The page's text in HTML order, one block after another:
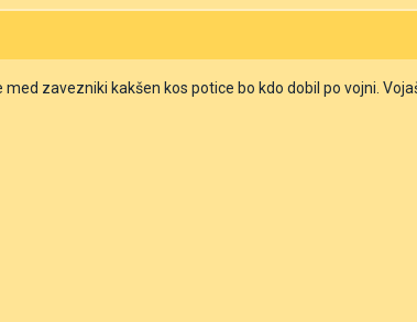
zavezniki kakšen kos potice bo kdo dobil po vojni.